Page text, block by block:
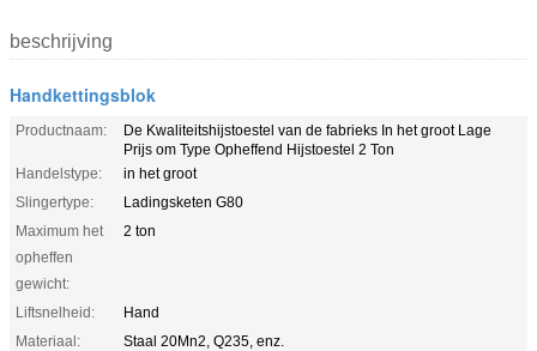
beschrijving
Handkettingsblok
Productnaam:
De Kwaliteitshijstoestel van de fabrieks In het groot Lage
Prijs om Type Opheffend Hijstoestel 2 Ton
Handelstype:
in het groot
Slingertype:
Ladingsketen G80
Maximum het
opheffen
gewicht:
2 ton
Liftsnelheid:
Hand
Materiaal:
Staal 20Mn2, Q235, enz.